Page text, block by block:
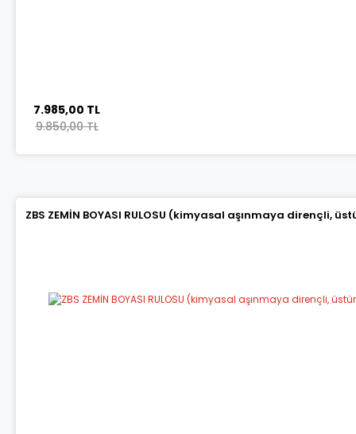
7.985,00 TL
9.850,00 TL
ZBS ZEMİN BOYASI RULOSU (kimyasal aşınmaya dirençli,